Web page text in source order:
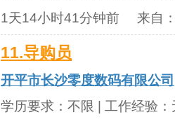
1天14小时41分钟前 来自
11.导购员
开平市长沙零度数码有限公司
学历要求： 不限 | 工作经验：